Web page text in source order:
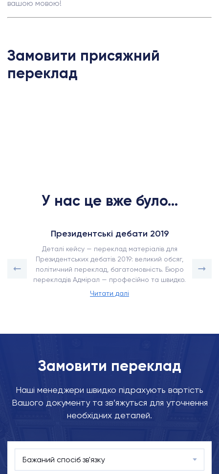
вашою мовою!
Замовити присяжний
переклад
У нас це вже було...
Президентські дебати 2019
Деталі кейсу — переклад матеріалів для
Президентських дебатів 2019: великий обсяг,
політичний переклад, багатомовність. Бюро
перекладів Адмірал — професійно та швидко.
Читати далі
Замовити переклад
Наші менеджери швидко підрахують вартість
Вашого документу та зв’яжуться для уточнення
необхідних деталей.